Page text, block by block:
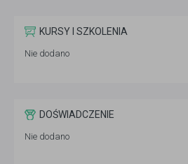
KURSY I SZKOLENIA
Nie dodano
DOŚWIADCZENIE
Nie dodano